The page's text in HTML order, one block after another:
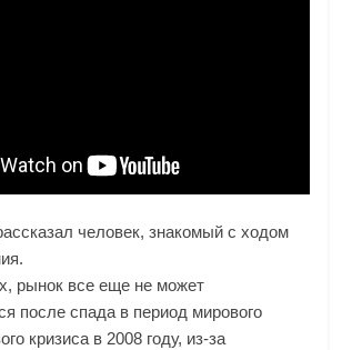
человек, знакомый с ходом
рынок все еще не может
после спада в период мирового
кризиса в 2008 году, из-за